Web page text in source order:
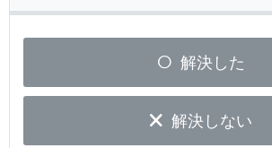
解決した
解決しない